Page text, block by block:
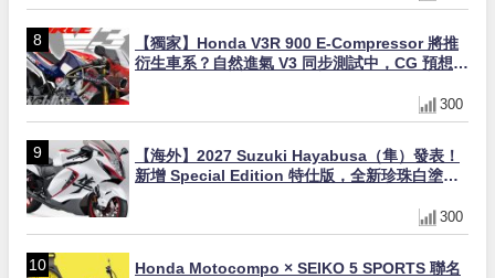
【獨家】Honda V3R 900 E-Compressor 將推
衍生車系？自然進氣 V3 同步測試中，CG 預想曝
300
【海外】2027 Suzuki Hayabusa（隼）發表！
新增 Special Edition 特仕版，全新珍珠白塗裝
300
Honda Motocompo × SEIKO 5 SPORTS 聯名